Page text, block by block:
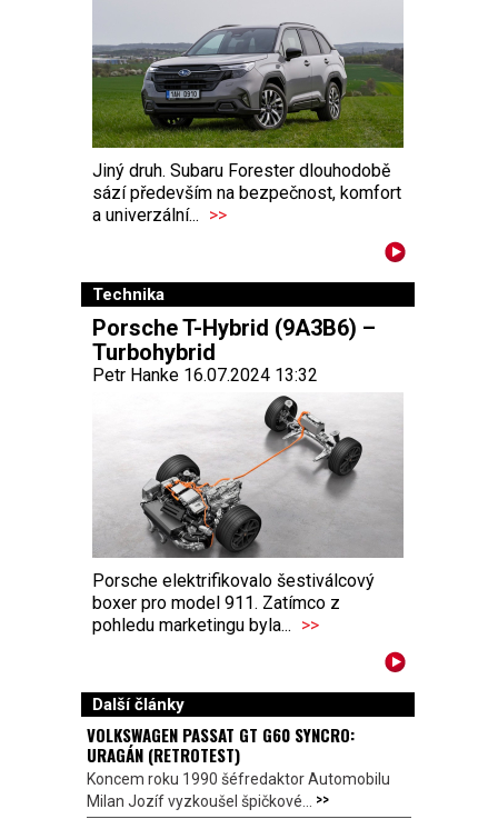
Jiný druh. Subaru Forester dlouhodobě
sází především na bezpečnost, komfort
a univerzální... >>
Technika
Porsche T-Hybrid (9A3B6) –
Turbohybrid
Petr Hanke 16.07.2024 13:32
Porsche elektrifikovalo šestiválcový
boxer pro model 911. Zatímco z
pohledu marketingu byla... >>
Další články
VOLKSWAGEN PASSAT GT G60 SYNCRO:
URAGÁN (RETROTEST)
Koncem roku 1990 šéfredaktor Automobilu
Milan Jozíf vyzkoušel špičkové... >>